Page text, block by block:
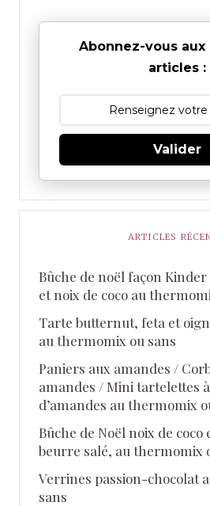
Abonnez-vous aux
articles :
Valider
ARTICLES
Bûche de noël façon
et noix de coco au
Tarte butternut, feta et
au thermomix ou sans
Paniers aux amandes /
amandes / Mini tartelettes
d’amandes au thermomix
Bûche de Noël noix de coco
beurre salé, au thermomix
Verrines passion-chocolat
sans